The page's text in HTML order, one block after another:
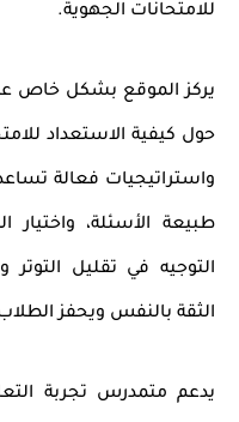
للامتحانات الجهوية.
يركز الموقع بشكل خاص
حول كيفية الاستعداد
واستراتيجيات فعالة
طبيعة الأسئلة، واختيار
التوجيه في تقليل التوتر
الثقة بالنفس ويحفز
يدعم متمدرس تجربة